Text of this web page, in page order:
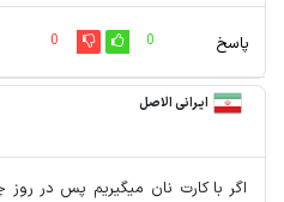
پاسخ 0
0
ایرانی الاصل
اگر با کارت نان میگیریم پس در